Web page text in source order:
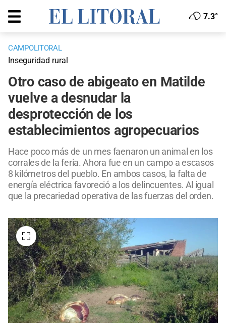
7.3°
CAMPOLITORAL
Inseguridad rural
Otro caso de abigeato en Matilde
vuelve a desnudar la
desprotección de los
establecimientos agropecuarios
Hace poco más de un mes faenaron un animal en los
corrales de la feria. Ahora fue en un campo a escasos
8 kilómetros del pueblo. En ambos casos, la falta de
energía eléctrica favoreció a los delincuentes. Al igual
que la precariedad operativa de las fuerzas del orden.